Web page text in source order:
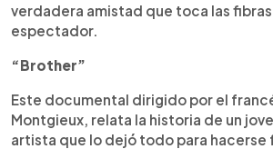
verdadera amistad que toca las
espectador.
“Brother”
Este documental dirigido por el
Montgieux, relata la historia de un
artista que lo dejó todo para